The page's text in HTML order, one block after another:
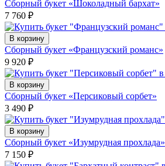
Сборный букет «Шоколадный бархат»
7 760 ₽
В корзину
Сборный букет «Французский романс»
9 920 ₽
В корзину
Сборный букет «Персиковый сорбет»
3 490 ₽
В корзину
Сборный букет «Изумрудная прохлада»
7 150 ₽